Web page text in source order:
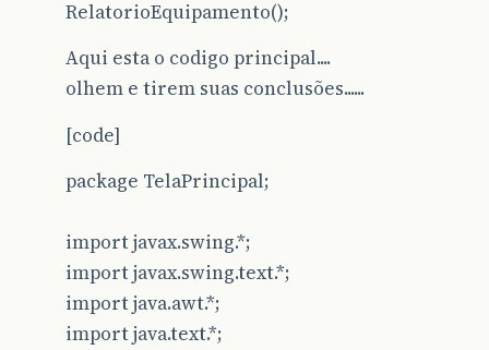
RelatorioEquipamento();
Aqui esta o codigo principal....
olhem e tirem suas conclusões......
[code]
package TelaPrincipal;
import javax.swing.*;
import javax.swing.text.*;
import java.awt.*;
import java.text.*;